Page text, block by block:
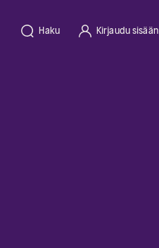
Haku Kirjaudu sisään